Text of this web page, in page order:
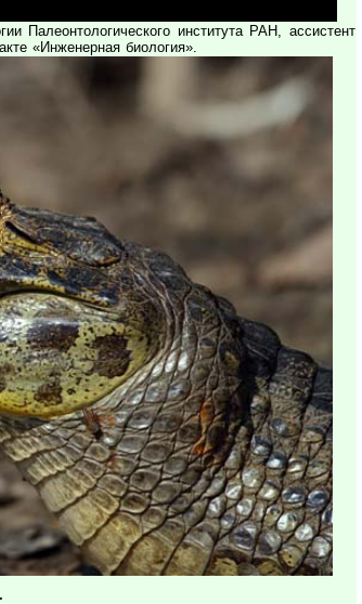
Палеонтологического института РАН, ассистент
«Инженерная биология».